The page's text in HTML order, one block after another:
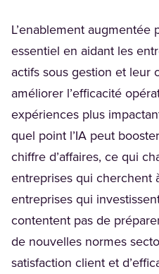
L’enablement augmentée
essentiel en aidant les
actifs sous gestion et leur
améliorer l’efficacité
expériences plus
quel point l’IA peut
chiffre d’affaires, ce qui
entreprises qui cherchent
entreprises qui
contentent pas de
de nouvelles normes
satisfaction client et